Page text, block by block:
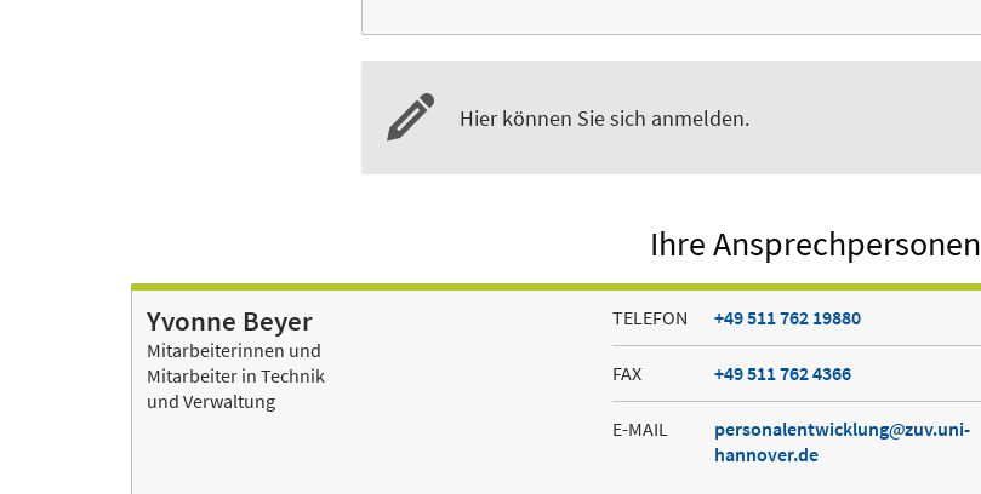
Hier können Sie sich anmelden.
Ihre Ansprechpersonen
Yvonne Beyer
Mitarbeiterinnen und
Mitarbeiter in Technik
und Verwaltung
TELEFON +49 511 762 19880
FAX +49 511 762 4366
E-MAIL personalentwicklung
zuv.uni-
hannover.de